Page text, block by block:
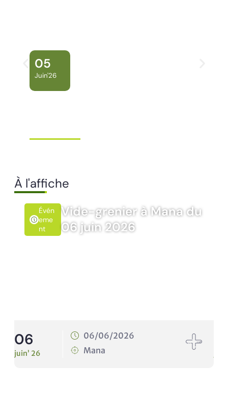
05
Juin'26
À l'affiche
Évén
Eme
Nt
Vide-grenier à Mana du
06 juin 2026
06
juin’ 26
06/06/2026
Mana